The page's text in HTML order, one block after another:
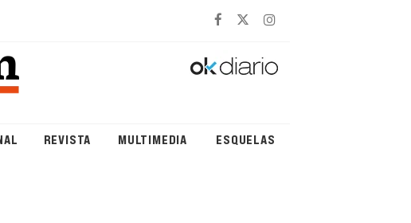
REVISTA MULTIMEDIA ESQUELAS